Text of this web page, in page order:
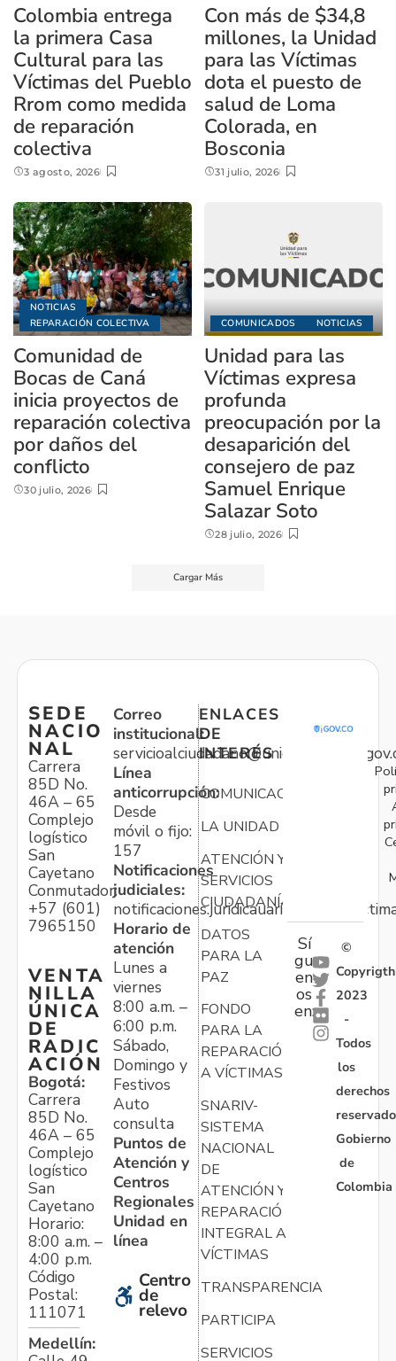
Colombia entrega
la primera Casa
Cultural para las
Víctimas del Pueblo
Rrom como medida
de reparación
colectiva
3 agosto, 2026
Con más de $34,8
millones, la Unidad
para las Víctimas
dota el puesto de
salud de Loma
Colorada, en
Bosconia
31 julio, 2026
NOTICIAS
REPARACIÓN COLECTIVA
Comunidad de
Bocas de Caná
inicia proyectos de
reparación colectiva
por daños del
conflicto
30 julio, 2026
COMUNICADOS NOTICIAS
Unidad para las
Víctimas expresa
profunda
preocupación por la
desaparición del
consejero de paz
Samuel Enrique
Salazar Soto
28 julio, 2026
Cargar Más
SEDE
NACIO
NAL
Carrera
85D No.
46A – 65
Complejo
logístico
San
Cayetano
Conmutador:
+57 (601)
7965150
VENTA
NILLA
ÚNICA
DE
RADIC
ACIÓN
Bogotá:
Carrera
85D No.
46A – 65
Complejo
logístico
San
Cayetano
Horario:
8:00 a.m. –
4:00 p.m.
Código
Postal:
111071
Medellín:
Correo
institucional:
Línea
anticorrupción:
Desde
móvil o fijo:
157
Notificaciones
judiciales:
Horario de
atención
Lunes a
viernes
8:00 a.m. –
6:00 p.m.
Sábado,
Domingo y
Festivos
Auto
consulta
Puntos de
Atención y
Centros
Regionales
Unidad en
línea
Centro
de
relevo
ENLACES
DE
INTERÉS
COMUNICACIONES
LA UNIDAD
ATENCIÓN Y
SERVICIOS
CIUDADANÍA
DATOS
PARA LA
PAZ
FONDO
PARA LA
REPARACIÓN
A VÍCTIMAS
SNARIV-
SISTEMA
NACIONAL
DE
ATENCIÓN Y
REPARACIÓN
INTEGRAL A
VÍCTIMAS
TRANSPARENCIA
PARTICIPA
SERVICIOS
Sí
gu
en
os
en:
©
Copyrigth
2023
-
Todos
los
derechos
Gobierno
de
Colombia